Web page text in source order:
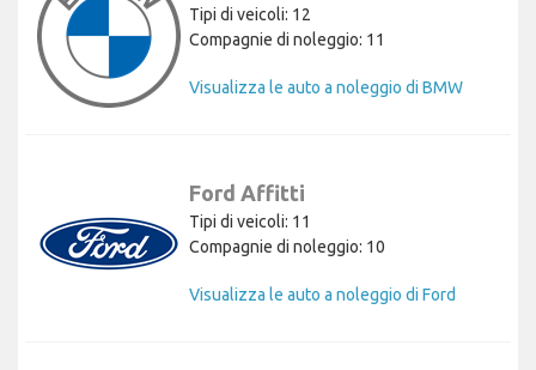
Tipi di veicoli: 12
Compagnie di noleggio: 11
Visualizza le auto a noleggio di BMW
Ford Affitti
Tipi di veicoli: 11
Compagnie di noleggio: 10
Visualizza le auto a noleggio di Ford